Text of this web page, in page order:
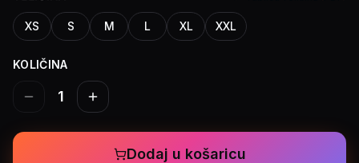
XS S M L XL XXL
KOLIČINA
1
Dodaj u košaricu